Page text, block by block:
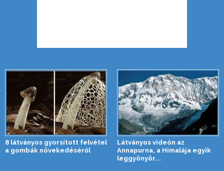
8 látványos gyorsított felvétel
a gombák növekedéséről
Látványos videón az
Annapurna, a Himalája egyik
leggyönyör...